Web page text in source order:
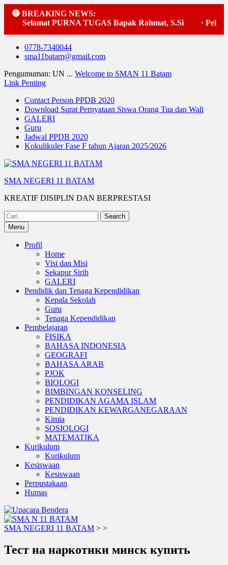
🔴 BREAKING NEWS:
Selamat PURNA TUGAS Bapak Rahmat, S.Si
Skip
0778-7340044
sma11batam@gmail.com
Pengumuman: UN ... Welcome to SMAN 11 Batam
Link Penting
Contact Person PPDB 2020
Download Surat Pernyataan Siswa Orang Tua dan Wali
GALERI
Guru
Jadwal PPDB 2020
Kokulikuler Fase F tahun Ajaran 2025/2026
SMA NEGERI 11 BATAM
KREATIF DISIPLIN DAN BERPRESTASI
Search
for:Menu
Profil
Home
Visi dan Misi
Sekapur Sirih
GALERI
Pendidik dan Tenaga Kependidikan
Kepala Sekolah
Guru
Tenaga Kependidikan
Pembelajaran
FISIKA
BAHASA INDONESIA
GEOGRAFI
BAHASA ARAB
PJOK
BIOLOGI
BIMBINGAN KONSELING
PENDIDIKAN AGAMA ISLAM
PENDIDIKAN KEWARGANEGARAAN
Kimia
SOSIOLOGI
MATEMATIKA
Kurikulum
Kurikulum
Kesiswaan
Kesiswaan
Perpustakaan
Humas
SMA NEGERI 11 BATAM > >
Тест на наркотики минск купить